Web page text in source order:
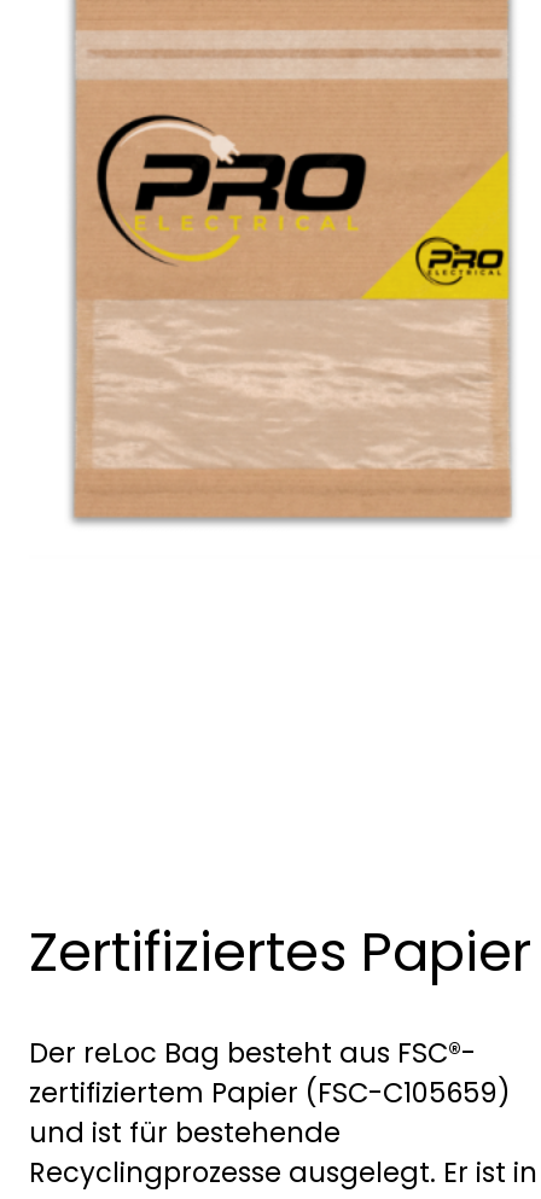
Zertifiziertes Papier
Der reLoc Bag besteht aus FSC®-
zertifiziertem Papier (FSC-C105659)
und ist für bestehende
Recyclingprozesse ausgelegt. Er ist in